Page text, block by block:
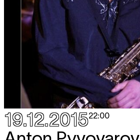
19.12.201522:00